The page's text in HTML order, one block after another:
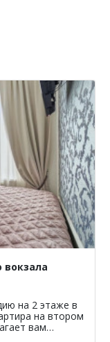
вокзала
в
на втором
вам